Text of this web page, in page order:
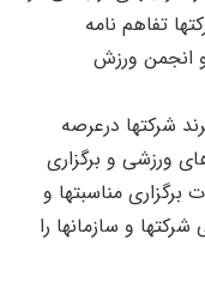
تفاهم نامه
انجمن ورزش
شرکتها درعرصه
ورزشی و برگزاری
مناسبتها و
و سازمانها را